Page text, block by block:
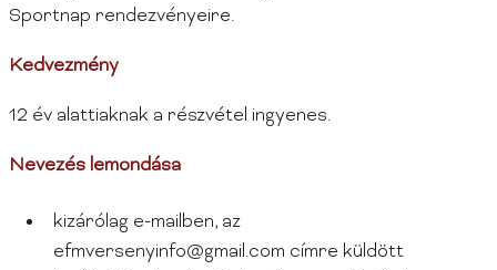
Sportnap rendezvényeire.
Kedvezmény
12 év alattiaknak a részvétel ingyenes.
Nevezés lemondása
kizárólag e-mailben, az
efmversenyinfo@gmail.com címre küldött